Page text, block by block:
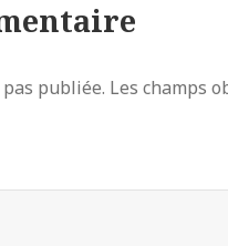
publiée. Les champs